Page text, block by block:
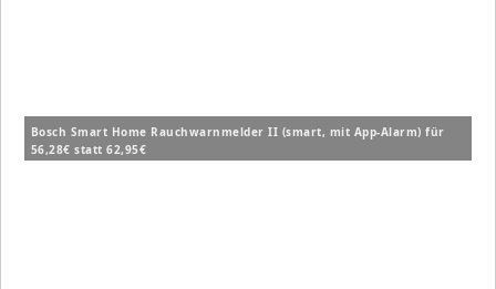
Bosch Smart Home Rauchwarnmelder II (smart, mit App-Alarm) für
56,28€ statt 62,95€